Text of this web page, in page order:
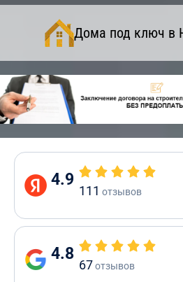
Дома под ключ в
4.9
111 отзывов
4.8
67отзывов